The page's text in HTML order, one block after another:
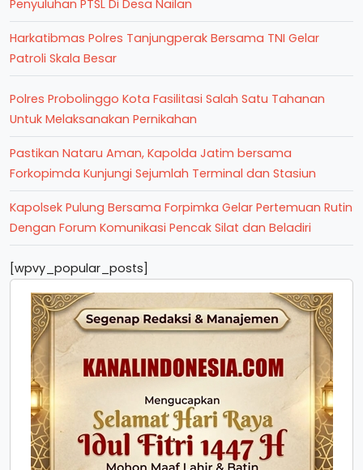
Penyuluhan PTSL Di Desa Nailan
Harkatibmas Polres Tanjungperak Bersama TNI Gelar
Patroli Skala Besar
Polres Probolinggo Kota Fasilitasi Salah Satu Tahanan
Untuk Melaksanakan Pernikahan
Pastikan Nataru Aman, Kapolda Jatim bersama
Forkopimda Kunjungi Sejumlah Terminal dan Stasiun
Kapolsek Pulung Bersama Forpimka Gelar Pertemuan Rutin
Dengan Forum Komunikasi Pencak Silat dan Beladiri
[wpvy_popular_posts]